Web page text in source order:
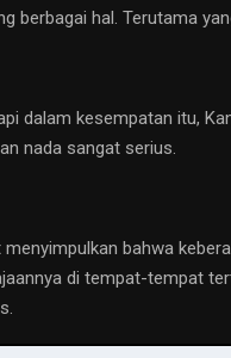
berbagai hal. Terutama
dalam kesempatan itu,
nada sangat serius.
bahwa
di tempat-tempat